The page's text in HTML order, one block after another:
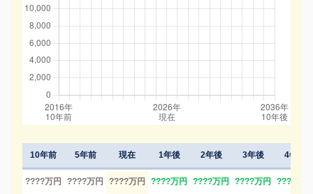
10年前 5年前 現在
????万円 ????万円 ????万円
1年後 2年後 3年後 4年後
????万円 ????万円 ????万円 ????万円